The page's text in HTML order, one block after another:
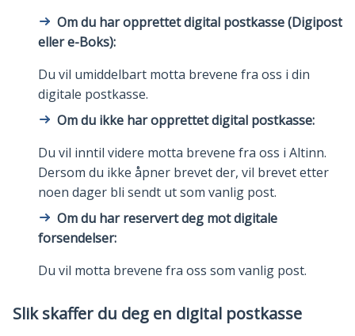
Om du har opprettet digital postkasse (Digipost
eller e-Boks):
Du vil umiddelbart motta brevene fra oss i din
digitale postkasse.
Om du ikke har opprettet digital postkasse:
Du vil inntil videre motta brevene fra oss i Altinn.
Dersom du ikke åpner brevet der, vil brevet etter
noen dager bli sendt ut som vanlig post.
Om du har reservert deg mot digitale
forsendelser:
Du vil motta brevene fra oss som vanlig post.
Slik skaffer du deg en digital postkasse